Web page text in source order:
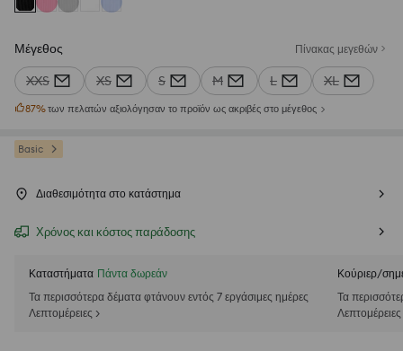
Μέγεθος Πίνακας μεγεθών
XXS XS S M L XL
87%των πελατών αξιολόγησαν το προϊόν ως ακριβές στο μέγεθος
Basic
Διαθεσιμότητα στο κατάστημα
Χρόνος και κόστος παράδοσης
Καταστήματα Πάντα δωρεάν
Τα περισσότερα δέματα φτάνουν εντός 7 εργάσιμες ημέρες
Λεπτομέρειες >
Κούριερ/
Τα
Λεπτομέρειες